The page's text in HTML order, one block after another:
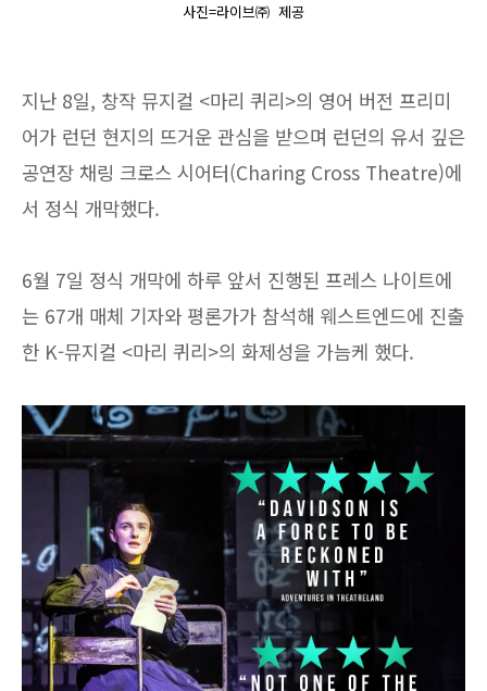
사진=라이브㈜ 제공
지난 8일, 창작 뮤지컬 <마리 퀴리>의 영어 버전 프리미
어가 런던 현지의 뜨거운 관심을 받으며 런던의 유서 깊은
공연장 채링 크로스 시어터(Charing Cross Theatre)에
서 정식 개막했다.
6월 7일 정식 개막에 하루 앞서 진행된 프레스 나이트에
는 67개 매체 기자와 평론가가 참석해 웨스트엔드에 진출
한 K-뮤지컬 <마리 퀴리>의 화제성을 가늠케 했다.